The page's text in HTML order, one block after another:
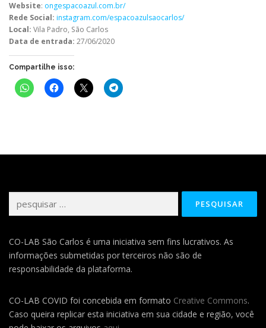
Website: ongespacoazul.com.br/
Rede Social: instagram.com/espacoazulsaocarlos/
Local: Vila Padro, São Carlos
Data de entrada: 27/06/2020
Compartilhe isso:
por:
CO-LAB São Carlos é uma iniciativa sem fins lucrativos. As
informações submetidas por terceiros não são de
responsabilidade da plataforma.
CO-LAB COVID foi concebida em formato Creative Commons.
Caso queira replicar esta iniciativa em sua cidade e região, você